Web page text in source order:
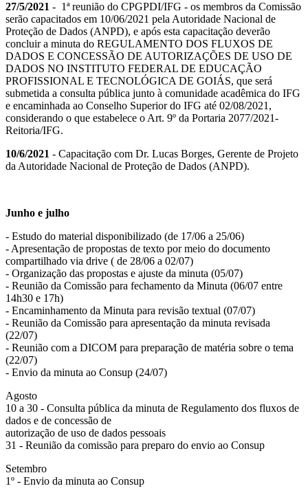
27/5/2021 - 1ª reunião do CPGPDI/IFG - os membros da Comissão
serão capacitados em 10/06/2021 pela Autoridade Nacional de
Proteção de Dados (ANPD), e após esta capacitação deverão
concluir a minuta do REGULAMENTO DOS FLUXOS DE
DADOS E CONCESSÃO DE AUTORIZAÇÕES DE USO DE
DADOS NO INSTITUTO FEDERAL DE EDUCAÇÃO
PROFISSIONAL E TECNOLÓGICA DE GOIÁS, que será
submetida a consulta pública junto à comunidade acadêmica do IFG
e encaminhada ao Conselho Superior do IFG até 02/08/2021,
considerando o que estabelece o Art. 9º da Portaria 2077/2021-
Reitoria/IFG.
10/6/2021 - Capacitação com Dr. Lucas Borges, Gerente de Projeto
da Autoridade Nacional de Proteção de Dados (ANPD).
Junho e julho
- Estudo do material disponibilizado (de 17/06 a 25/06)
- Apresentação de propostas de texto por meio do documento
compartilhado via drive ( de 28/06 a 02/07)
- Organização das propostas e ajuste da minuta (05/07)
- Reunião da Comissão para fechamento da Minuta (06/07 entre
14h30 e 17h)
- Encaminhamento da Minuta para revisão textual (07/07)
- Reunião da Comissão para apresentação da minuta revisada
(22/07)
- Reunião com a DICOM para preparação de matéria sobre o tema
(22/07)
- Envio da minuta ao Consup (24/07)
Agosto
10 a 30 - Consulta pública da minuta de Regulamento dos fluxos de
dados e de concessão de
autorização de uso de dados pessoais
31 - Reunião da comissão para preparo do envio ao Consup
Setembro
1º - Envio da minuta ao Consup